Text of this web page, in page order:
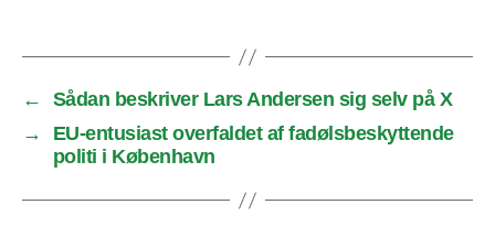
←
Sådan beskriver Lars Andersen sig selv på X
→
EU-entusiast overfaldet af fadølsbeskyttende
politi i København